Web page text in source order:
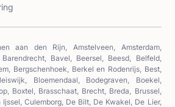
aan den Rijn, Amstelveen, Amsterdam,
Bavel, Beersel, Beesd, Belfeld,
Bergschenhoek, Berkel en Rodenrijs, Best,
Bloemendaal, Bodegraven, Boekel,
Boxtel, Brasschaat, Brecht, Breda, Brussel,
Culemborg, De Bilt, De Kwakel, De Lier,